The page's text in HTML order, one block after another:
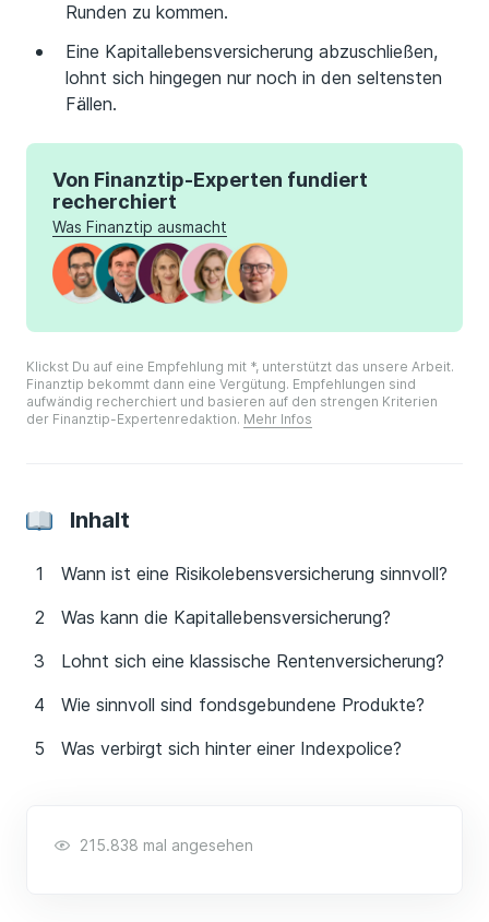
Runden zu kommen.
Eine Kapitallebensversicherung abzuschließen,
lohnt sich hingegen nur noch in den seltensten
Fällen.
Von Finanztip-Experten fundiert
recherchiert
Was Finanztip ausmacht
Klickst Du auf eine Empfehlung mit *, unterstützt das unsere Arbeit.
Finanztip bekommt dann eine Vergütung. Empfehlungen sind
aufwändig recherchiert und basieren auf den strengen Kriterien
der Finanztip-Expertenredaktion. Mehr Infos
Inhalt
Wann ist eine Risikolebensversicherung sinnvoll?
Was kann die Kapitallebensversicherung?
Lohnt sich eine klassische Rentenversicherung?
Wie sinnvoll sind fondsgebundene Produkte?
Was verbirgt sich hinter einer Indexpolice?
215.838 mal angesehen